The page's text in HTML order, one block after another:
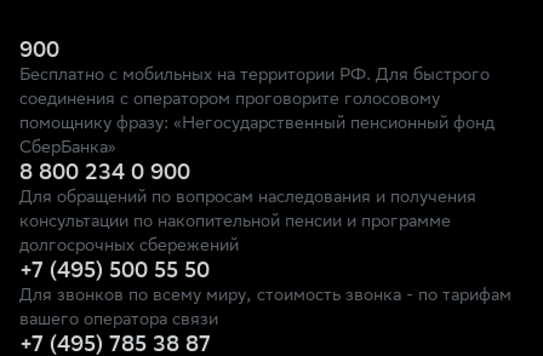
900
Бесплатно с мобильных на территории РФ. Для быстрого
соединения с оператором проговорите голосовому
помощнику фразу: «Негосударственный пенсионный фонд
СберБанка»
8 800 234 0 900
Для обращений по вопросам наследования и получения
консультации по накопительной пенсии и программе
долгосрочных сбережений
+7 (495) 500 55 50
Для звонков по всему миру, стоимость звонка - по тарифам
вашего оператора связи
+7 (495) 785 38 87